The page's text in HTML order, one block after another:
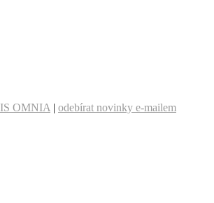
IS OMNIA | odebírat novinky e-mailem